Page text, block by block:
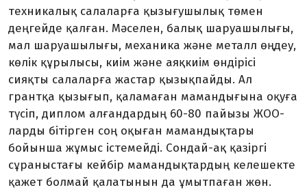
техникалық салаларға қызығушылық төмен
деңгейде қалған. Мәселен, балық шаруашылығы,
мал шаруа­шылығы, механика және металл өңдеу,
көлік құрылысы, киім және аяқкиім өндірісі
сияқты салаларға жастар қызықпайды. Ал
грантқа қызығып, қаламаған мамандығына оқуға
түсіп, диплом алғандардың 60-80 пайызы ЖОО-
ларды бітірген соң оқыған мамандықтары
бойынша жұмыс істемейді. Сондай-ақ қазіргі
сұра­ныстағы кейбір мамандықтардың келешекте
қажет болмай қала­тынын да ұмытпаған жөн.